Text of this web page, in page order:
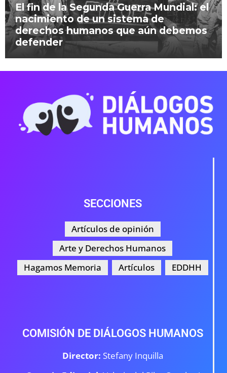
El fin de la Segunda Guerra Mundial: el
nacimiento de un sistema de
derechos humanos que aún debemos
defender
SECCIONES
Artículos de opinión
Arte y Derechos Humanos
Hagamos Memoria
Artículos EDDHH
COMISIÓN DE DIÁLOGOS HUMANOS
Director: Stefany Inquilla